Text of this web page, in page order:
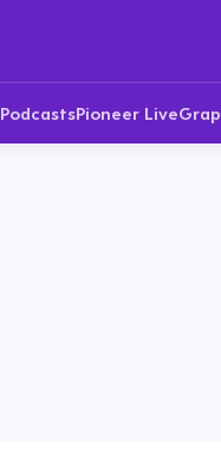
PodcastsPioneer Live